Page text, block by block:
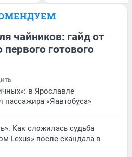
чайников: гайд от
первого готового
в Ярославле
пассажира «Яавтобуса»
Как сложилась судьба
Lexus» после скандала в